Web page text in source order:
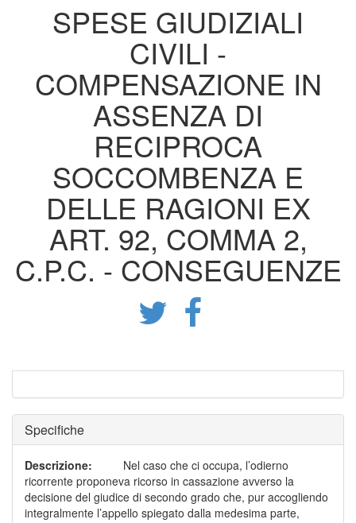
SPESE GIUDIZIALI
CIVILI -
COMPENSAZIONE IN
ASSENZA DI
RECIPROCA
SOCCOMBENZA E
DELLE RAGIONI EX
ART. 92, COMMA 2,
C.P.C. - CONSEGUENZE
Specifiche
Descrizione:
Nel caso che ci occupa, l’odierno
ricorrente proponeva ricorso in cassazione avverso la
decisione del giudice di secondo grado che, pur accogliendo
integralmente l’appello spiegato dalla medesima parte,